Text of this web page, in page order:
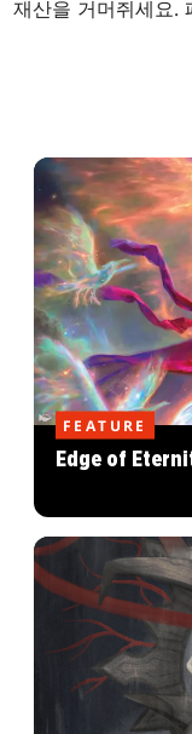
재산을 거머쥐세요.
FEATURE
Edge of